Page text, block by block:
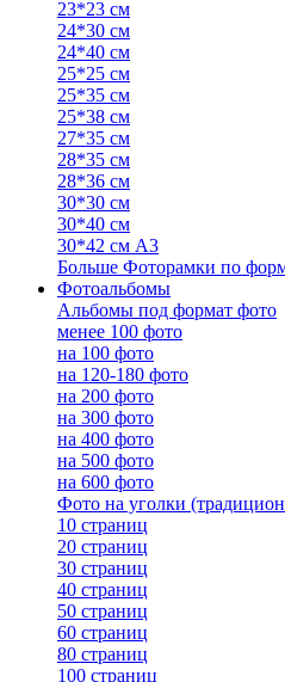
23*23 см
24*30 см
24*40 см
25*25 см
25*35 см
25*38 см
27*35 см
28*35 см
28*36 см
30*30 см
30*40 см
30*42 см А3
Больше Фоторамки по
Фотоальбомы
Альбомы под формат фото
менее 100 фото
на 100 фото
на 120-180 фото
на 200 фото
на 300 фото
на 400 фото
на 500 фото
на 600 фото
Фото на уголки
10 страниц
20 страниц
30 страниц
40 страниц
50 страниц
60 страниц
80 страниц
100 страниц